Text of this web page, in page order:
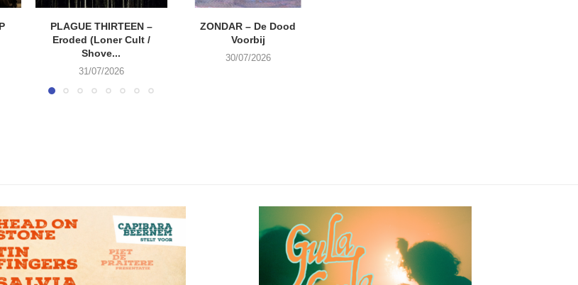
PLAGUE THIRTEEN –
Eroded (Loner Cult /
Shove...
31/07/2026
ZONDAR – De Dood
Voorbij
30/07/2026